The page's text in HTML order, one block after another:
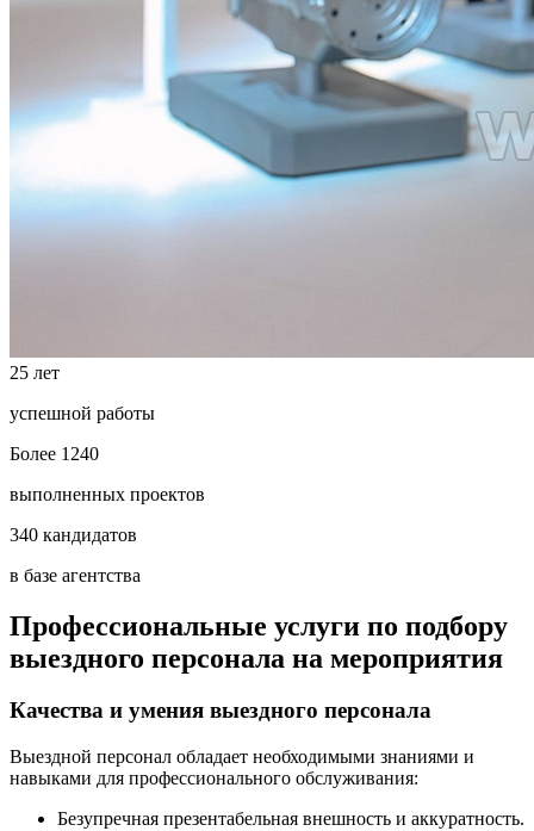
25 лет
успешной работы
Более 1240
выполненных проектов
340 кандидатов
в базе агентства
Профессиональные услуги по подбору
выездного персонала на мероприятия
Качества и умения выездного персонала
Выездной персонал обладает необходимыми знаниями и
навыками для профессионального обслуживания:
Безупречная презентабельная внешность и аккуратность.